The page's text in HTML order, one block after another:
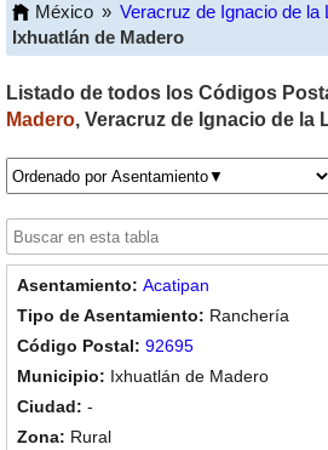
México » Veracruz de Ignacio de la
Ixhuatlán de Madero
Listado de todos los Códigos
Madero, Veracruz de Ignacio de la
Acatipan
Ranchería
92695
Ixhuatlán de Madero
-
Rural